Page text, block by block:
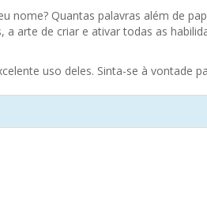
nome? Quantas palavras além de
arte de criar e ativar todas as
uso deles. Sinta-se à vontade